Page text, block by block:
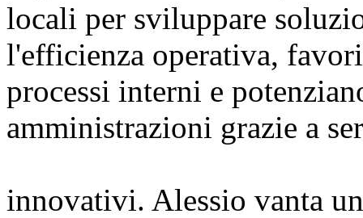
locali per sviluppare
l'efficienza operativa,
processi interni e
amministrazioni grazie a
innovativi. Alessio vanta